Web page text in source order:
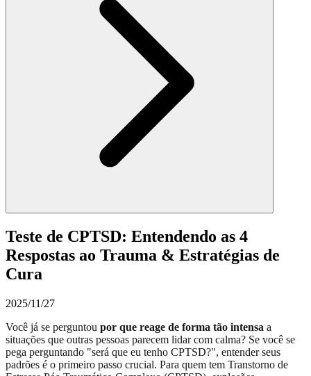
Teste de CPTSD: Entendendo as 4
Respostas ao Trauma & Estratégias de
Cura
2025/11/27
Você já se perguntou por que reage de forma tão intensa a
situações que outras pessoas parecem lidar com calma? Se você se
pega perguntando "será que eu tenho CPTSD?", entender seus
padrões é o primeiro passo crucial. Para quem tem Transtorno de